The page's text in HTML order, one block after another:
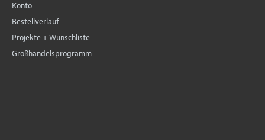
Konto
Bestellverlauf
Projekte + Wunschliste
Großhandelsprogramm